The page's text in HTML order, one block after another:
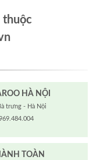
thuộc
HÀ NỘI
trưng - Hà Nội
TOÀN